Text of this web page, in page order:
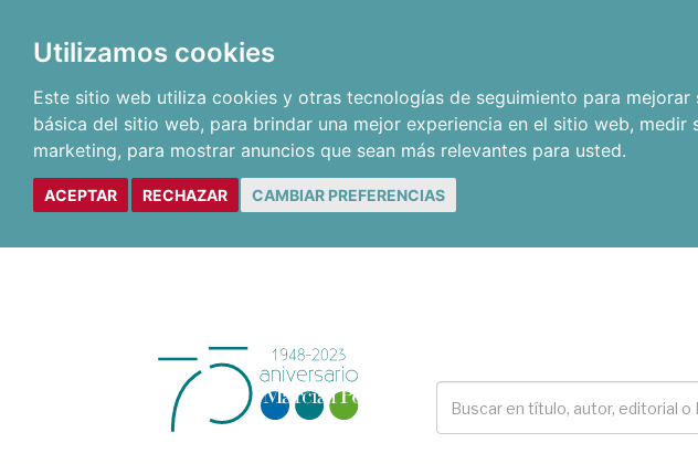
Utilizamos cookies
Este sitio web utiliza cookies y otras tecnologías de seguimiento para
básica del sitio web, para brindar una mejor experiencia en el sitio web, medir
marketing, para mostrar anuncios que sean más relevantes para usted.
ACEPTAR RECHAZAR CAMBIAR PREFERENCIAS